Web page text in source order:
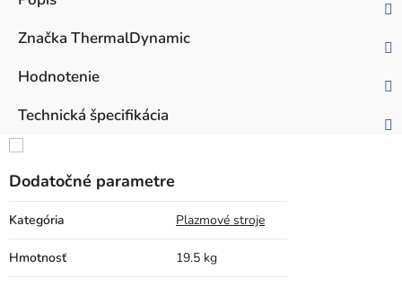
Značka ThermalDynamic
Hodnotenie
Technická špecifikácia
Dodatočné parametre
Kategória Plazmové stroje
Hmotnosť 19.5 kg